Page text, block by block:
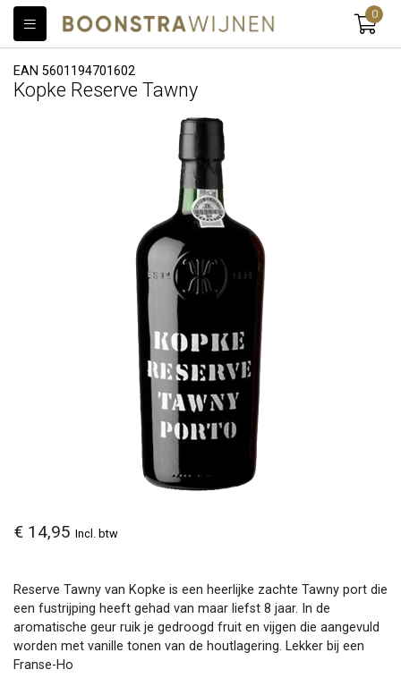
0
EAN 5601194701602
Kopke Reserve Tawny
€ 14,95 Incl. btw
Reserve Tawny van Kopke is een heerlijke zachte Tawny port die
een fustrijping heeft gehad van maar liefst 8 jaar. In de
aromatische geur ruik je gedroogd fruit en vijgen die aangevuld
worden met vanille tonen van de houtlagering. Lekker bij een
Franse-Ho